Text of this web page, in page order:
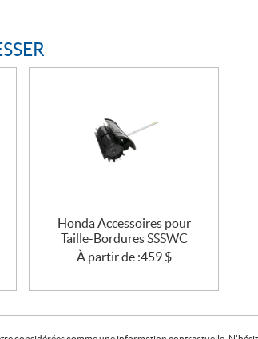
Honda Accessoires pour
Taille-Bordures SSSWC
À partir de :459 $